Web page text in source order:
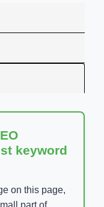
keyword
on this page,
part of